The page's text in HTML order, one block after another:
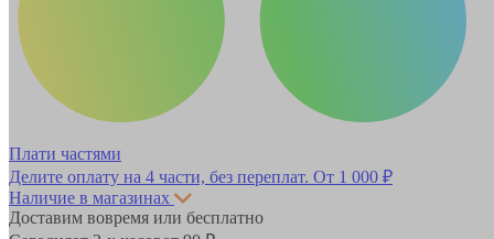
Плати частями
Делите оплату на 4 части, без переплат. От 1 000 ₽
Наличие в магазинах
Доставим вовремя или бесплатно